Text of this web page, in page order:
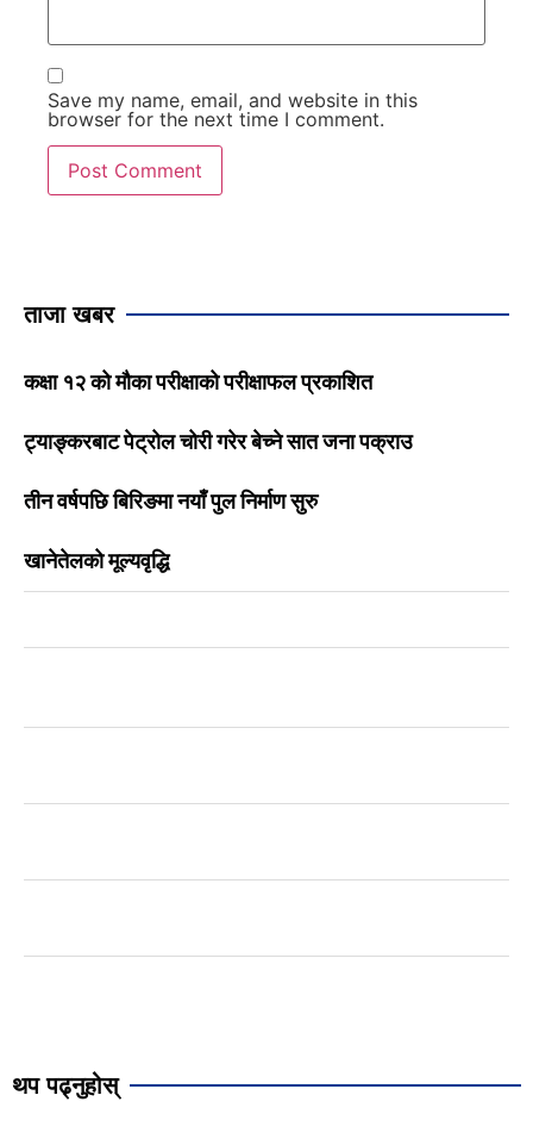
Save my name, email, and website in this
browser for the next time I comment.
ताजा खबर
कक्षा १२ को मौका परीक्षाको परीक्षाफल प्रकाशित
ट्याङ्करबाट पेट्रोल चोरी गरेर बेच्ने सात जना पक्राउ
तीन वर्षपछि बिरिङमा नयाँ पुल निर्माण सुरु
खानेतेलको मूल्यवृद्धि
थप पढ्नुहोस्